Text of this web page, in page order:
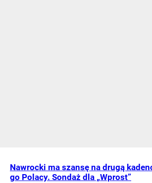
Nawrocki ma szansę na drugą
go Polacy. Sondaż dla „Wprost”